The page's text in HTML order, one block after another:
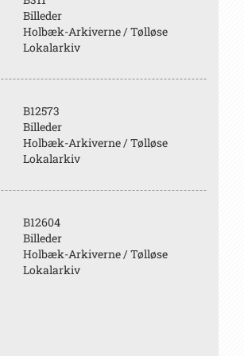
Billeder
Holbæk-Arkiverne / Tølløse
Lokalarkiv
B12573
Billeder
Holbæk-Arkiverne / Tølløse
Lokalarkiv
B12604
Billeder
Holbæk-Arkiverne / Tølløse
Lokalarkiv